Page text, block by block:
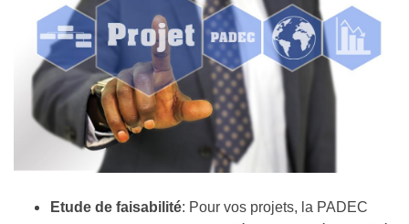
Etude de faisabilité: Pour vos projets, la PADEC